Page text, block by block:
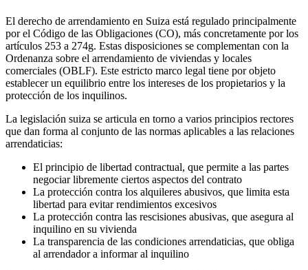
El derecho de arrendamiento en Suiza está regulado principalmente
por el Código de las Obligaciones (CO), más concretamente por los
artículos 253 a 274g. Estas disposiciones se complementan con la
Ordenanza sobre el arrendamiento de viviendas y locales
comerciales (OBLF). Este estricto marco legal tiene por objeto
establecer un equilibrio entre los intereses de los propietarios y la
protección de los inquilinos.
La legislación suiza se articula en torno a varios principios rectores
que dan forma al conjunto de las normas aplicables a las relaciones
arrendaticias:
El principio de libertad contractual, que permite a las partes
negociar libremente ciertos aspectos del contrato
La protección contra los alquileres abusivos, que limita esta
libertad para evitar rendimientos excesivos
La protección contra las rescisiones abusivas, que asegura al
inquilino en su vivienda
La transparencia de las condiciones arrendaticias, que obliga
al arrendador a informar al inquilino